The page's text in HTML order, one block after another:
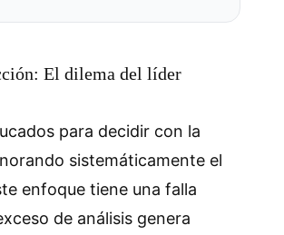
El dilema del líder
para decidir con la
sistemáticamente el
enfoque tiene una falla
de análisis genera